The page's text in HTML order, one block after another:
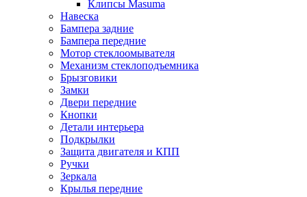
Клипсы Masuma
Навеска
Бампера задние
Бампера передние
Мотор стеклоомывателя
Механизм стеклоподъемника
Брызговики
Замки
Двери передние
Кнопки
Детали интерьера
Подкрылки
Защита двигателя и КПП
Ручки
Зеркала
Крылья передние